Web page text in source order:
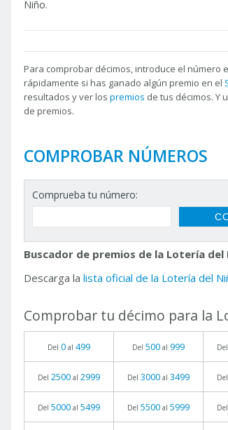
Niño.
Para comprobar décimos, introduce el número
rápidamente si has ganado algún premio en el
resultados y ver los premios de tus décimos. Y
de premios.
COMPROBAR NÚMEROS
Comprueba tu número:
Buscador de premios de la Lotería del
Descarga la lista oficial de la Lotería del
Comprobar tu décimo para la
Del 0 al 499 Del 500 al 999 Del
Del 2500 al 2999 Del 3000 al 3499 Del
Del 5000 al 5499 Del 5500 al 5999 Del